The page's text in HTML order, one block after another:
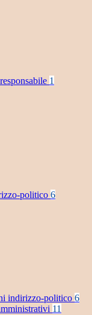
1
politico 6
indirizzo-politico 6
11